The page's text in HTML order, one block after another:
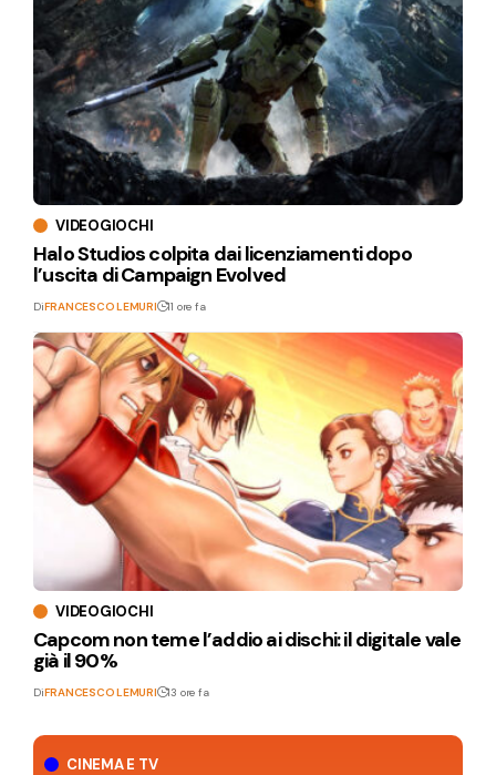
CINEMA E TV
VIDEOGIOCHI
Halo Studios colpita dai licenziamenti dopo
l’uscita di Campaign Evolved
DiFRANCESCO LEMURI 11 ore fa
VIDEOGIOCHI
Capcom non teme l’addio ai dischi: il digitale vale
già il 90%
DiFRANCESCO LEMURI 13 ore fa